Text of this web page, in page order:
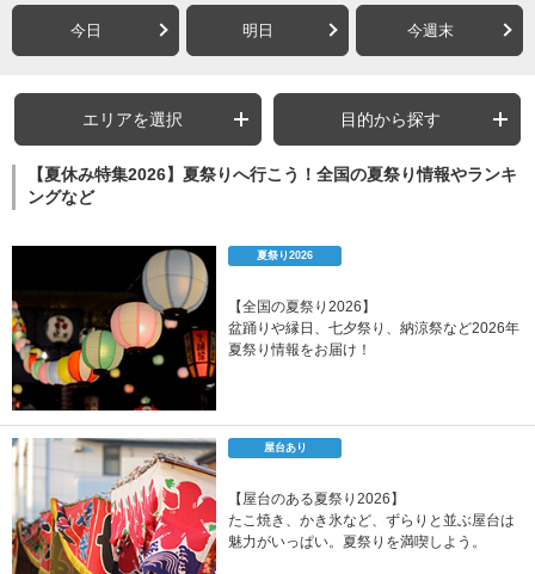
今日 明日 今週末
エリアを選択 目的から探す
【夏休み特集2026】夏祭りへ行こう！全国の夏祭り情報やランキ
ングなど
夏祭り2026
【全国の夏祭り2026】
盆踊りや縁日、七夕祭り、納涼祭など2026年
夏祭り情報をお届け！
屋台あり
【屋台のある夏祭り2026】
たこ焼き、かき氷など、ずらりと並ぶ屋台は
魅力がいっぱい。夏祭りを満喫しよう。